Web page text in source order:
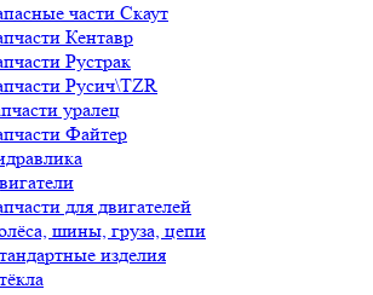
части Скаут
Кентавр
Рустрак
Русич\TZR
уралец
Файтер
для двигателей
шины, груза, цепи
изделия